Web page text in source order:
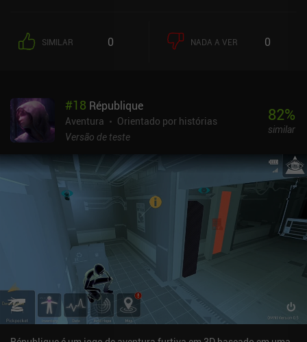
componentes de foguetes perdidos e objetos opcionais que
contêm memórias de pessoas que já se foram. Mas o mundo lá
seja simples e não nos apresente muitos dilemas desafiadores, o
visual e a história fantástica desempenham um papel importante
na criação de uma experiência agradável. Isso inclui música
cenas cortadas e descrições de itens, além de um cenário
deprimente com tema de abandono e perda, mas iluminado por um
brilho de esperança. Nossos personagens também começam seu
relacionamento com brigas constantes antes de se apegarem
lentamente um ao outro, formando um vínculo forte que é
agradavelmente satisfatório de se testemunhar.OPUS: Rocket of
Whispers nos permite jogar o primeiro capítulo gratuitamente,
com um único iAP de US$ 1,99 para desbloquear o jogo completo.
Os iAPs adicionais fornecem produtos opcionais, como skins ou
faixas de áudio, e uma moeda premium usada para desbloquear
partes extras da história. Como todos os recursos necessários
podem ser obtidos por meio de grinding, nenhum desses iAPs
adicionais é necessário.Não espere que o jogo o surpreenda com
SIMILAR 0 NADA A VER 0
#18 République
Aventura
Orientado por histórias
Versão de teste
82%
similar